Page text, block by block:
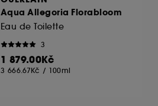
Aqua Allegoria Florabloom
Eau de Toilette
3
1 879.00Kč
3 666.67Kč / 100ml